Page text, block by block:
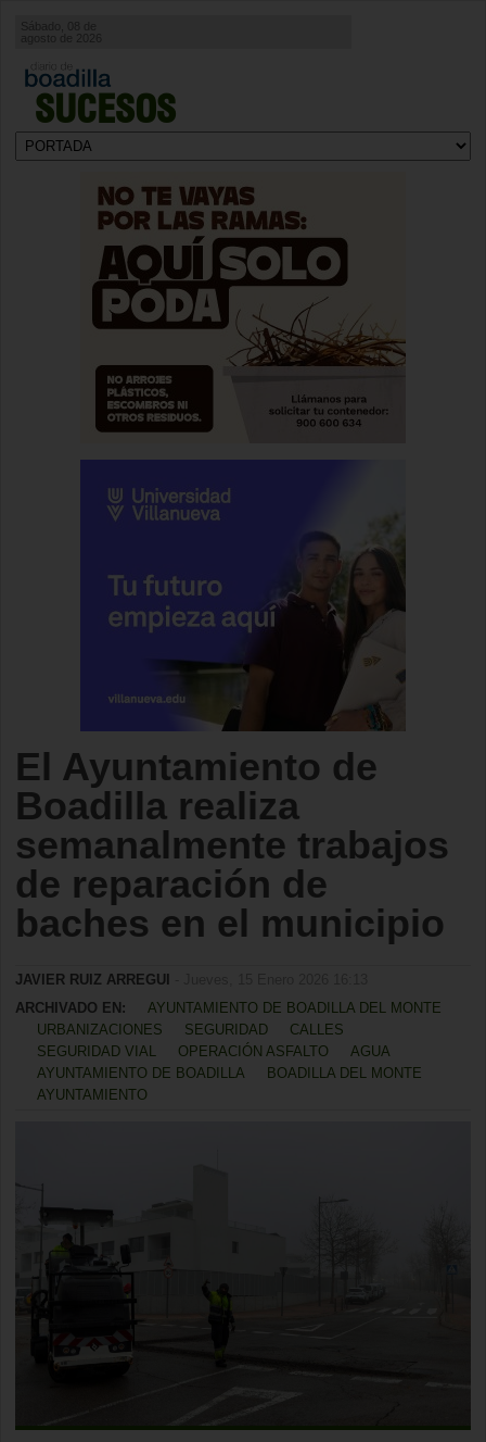
SUCESOS
Sábado, 08 de
agosto de 2026
El Ayuntamiento de
Boadilla realiza
semanalmente trabajos
de reparación de
baches en el municipio
JAVIER RUIZ ARREGUI
ARCHIVADO EN:
AYUNTAMIENTO DE BOADILLA DEL MONTE
URBANIZACIONES
SEGURIDAD
CALLES
SEGURIDAD VIAL
OPERACIÓN ASFALTO
AGUA
AYUNTAMIENTO DE BOADILLA
BOADILLA DEL MONTE
AYUNTAMIENTO